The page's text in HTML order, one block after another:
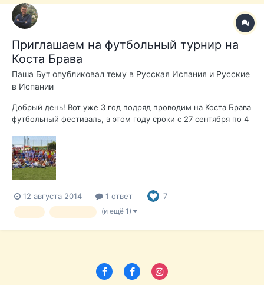
Приглашаем на футбольный турнир на
Коста Брава
Паша Бут опубликовал тему в Русская Испания и Русские
в Испании
Добрый день! Вот уже 3 год подряд проводим на Коста Брава
футбольный фестиваль, в этом году сроки с 27 сентября по 4
бы сделать команду "русских, живущих на Коста Брава",
может кому интересно поиграть несколько дней в футбол?
Так же,...
12 августа 2014 1 ответ 7
(и ещё 1)